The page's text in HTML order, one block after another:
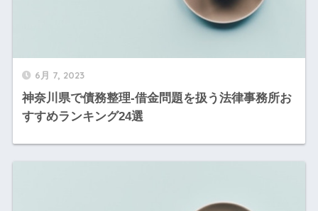
6月 7, 2023
神奈川県で債務整理-借金問題を扱う法律事務所お
すすめランキング24選